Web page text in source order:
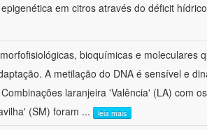
em citros através do déficit
bioquímicas e moleculares
A metilação do DNA é sensível e
laranjeira 'Valência' (LA) com
(SM) foram ... leia mais